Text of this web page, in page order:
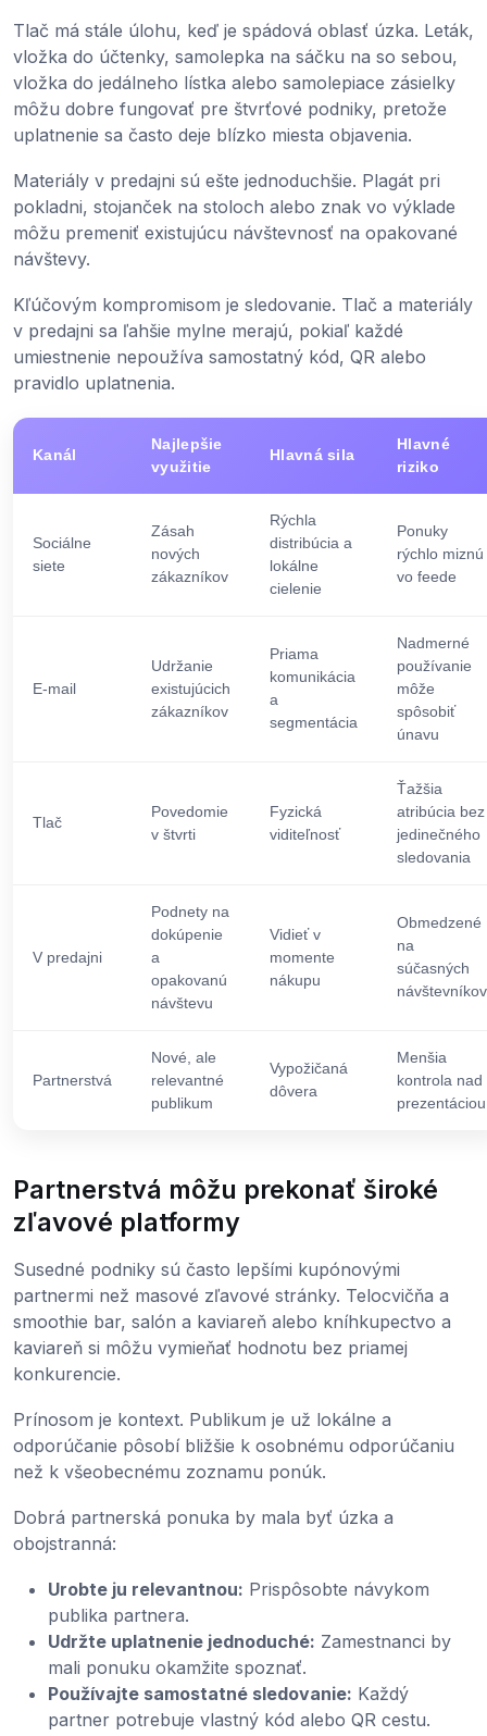
Tlač má stále úlohu, keď je spádová oblasť úzka. Leták,
vložka do účtenky, samolepka na sáčku na so sebou,
vložka do jedálneho lístka alebo samolepiace zásielky
môžu dobre fungovať pre štvrťové podniky, pretože
uplatnenie sa často deje blízko miesta objavenia.
Materiály v predajni sú ešte jednoduchšie. Plagát pri
pokladni, stojanček na stoloch alebo znak vo výklade
môžu premeniť existujúcu návštevnosť na opakované
návštevy.
Kľúčovým kompromisom je sledovanie. Tlač a materiály
v predajni sa ľahšie mylne merajú, pokiaľ každé
umiestnenie nepoužíva samostatný kód, QR alebo
pravidlo uplatnenia.
Kanál
Najlepšie
využitie
Hlavná sila
Hlavné
riziko
Sociálne
siete
Zásah
nových
zákazníkov
Rýchla
distribúcia a
lokálne
cielenie
Ponuky
rýchlo miznú
vo feede
E-mail
Udržanie
existujúcich
zákazníkov
Priama
komunikácia
a
segmentácia
Nadmerné
používanie
môže
spôsobiť
únavu
Tlač
Povedomie
v štvrti
Fyzická
viditeľnosť
Ťažšia
atribúcia bez
jedinečného
sledovania
V predajni
Podnety na
dokúpenie
a
opakovanú
návštevu
Vidieť v
momente
nákupu
Obmedzené
na
súčasných
návštevníkov
Partnerstvá
Nové, ale
relevantné
publikum
Vypožičaná
dôvera
Menšia
kontrola nad
prezentáciou
Partnerstvá môžu prekonať široké
zľavové platformy
Susedné podniky sú často lepšími kupónovými
partnermi než masové zľavové stránky. Telocvičňa a
smoothie bar, salón a kaviareň alebo kníhkupectvo a
kaviareň si môžu vymieňať hodnotu bez priamej
konkurencie.
Prínosom je kontext. Publikum je už lokálne a
odporúčanie pôsobí bližšie k osobnému odporúčaniu
než k všeobecnému zoznamu ponúk.
Dobrá partnerská ponuka by mala byť úzka a
obojstranná:
Urobte ju relevantnou: Prispôsobte návykom
publika partnera.
Udržte uplatnenie jednoduché: Zamestnanci by
mali ponuku okamžite spoznať.
Používajte samostatné sledovanie: Každý
partner potrebuje vlastný kód alebo QR cestu.